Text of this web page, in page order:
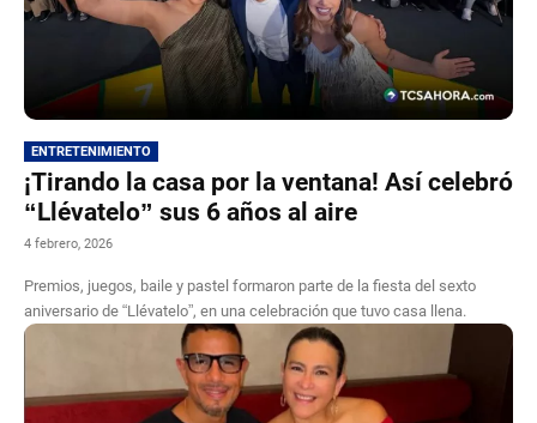
ENTRETENIMIENTO
¡Tirando la casa por la ventana! Así celebró
“Llévatelo” sus 6 años al aire
4 febrero, 2026
Premios, juegos, baile y pastel formaron parte de la fiesta del sexto
aniversario de “Llévatelo”, en una celebración que tuvo casa llena.